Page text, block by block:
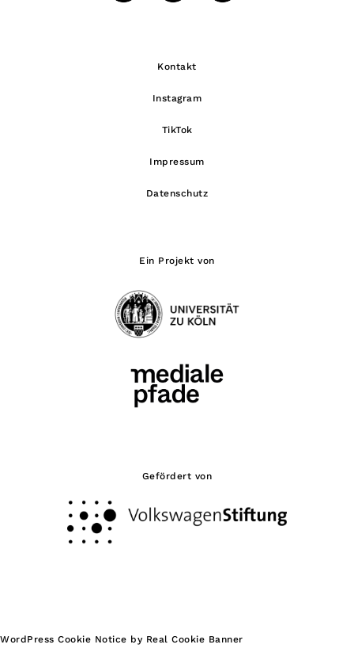
Kontakt
Instagram
TikTok
Impressum
Datenschutz
Ein Projekt von
Gefördert von
WordPress Cookie Notice by Real Cookie Banner